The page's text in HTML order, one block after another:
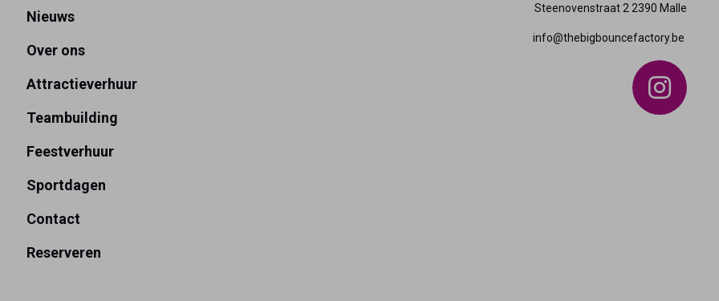
Nieuws
Over ons
Attractieverhuur
Teambuilding
Feestverhuur
Sportdagen
Contact
Reserveren
Steenovenstraat 2 2390 Malle
info@thebigbouncefactory.be